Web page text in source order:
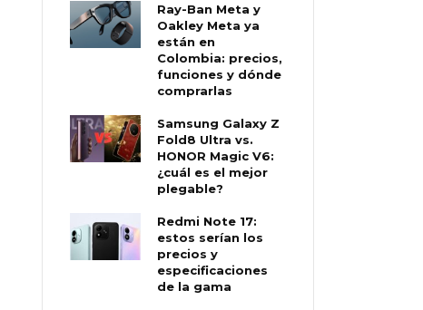
Ray-Ban Meta y
Oakley Meta ya
están en
Colombia: precios,
funciones y dónde
comprarlas
Samsung Galaxy Z
Fold8 Ultra vs.
HONOR Magic V6:
¿cuál es el mejor
plegable?
Redmi Note 17:
estos serían los
precios y
especificaciones
de la gama